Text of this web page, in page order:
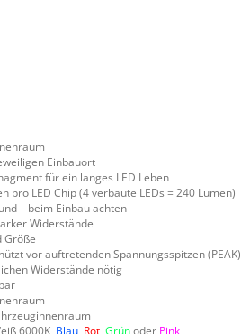
Einbauort
für ein langes LED Leben
pro LED Chip (4 verbaute LEDs = 240 Lumen)
– beim Einbau achten
Widerstände
Größe
vor auftretenden Spannungsspitzen (PEAK)
Widerstände nötig
6000K, Blau, Rot, Grünoder Pink